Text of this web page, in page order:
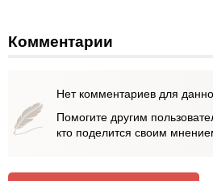
Комментарии
Нет комментариев для
Помогите другим
кто поделится своим